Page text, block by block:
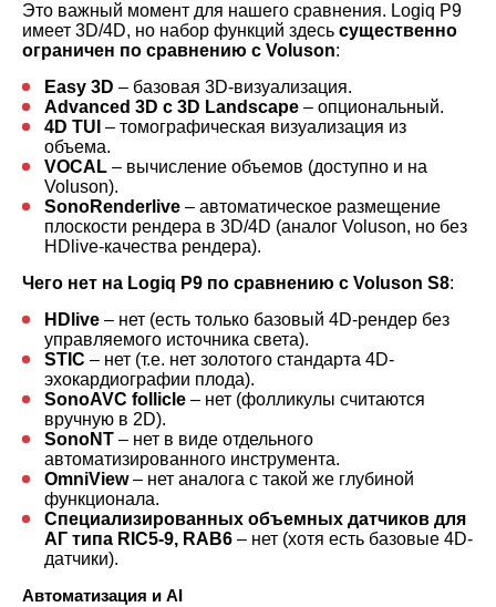
Это важный момент для нашего сравнения. Logiq P9
имеет 3D/4D, но набор функций здесь существенно
ограничен по сравнению с Voluson:
Easy 3D – базовая 3D-визуализация.
Advanced 3D с 3D Landscape – опциональный.
4D TUI – томографическая визуализация из
объема.
VOCAL – вычисление объемов (доступно и на
Voluson).
SonoRenderlive – автоматическое размещение
плоскости рендера в 3D/4D (аналог Voluson, но без
HDlive-качества рендера).
Чего нет на Logiq P9 по сравнению с Voluson S8:
HDlive – нет (есть только базовый 4D-рендер без
управляемого источника света).
STIC – нет (т.е. нет золотого стандарта 4D-
эхокардиографии плода).
SonoAVC follicle – нет (фолликулы считаются
вручную в 2D).
SonoNT – нет в виде отдельного
автоматизированного инструмента.
OmniView– нет аналога с такой же глубиной
функционала.
Специализированных объемных датчиков для
АГ типа RIC5-9, RAB6 – нет (хотя есть базовые 4D-
датчики).
Автоматизация и AI